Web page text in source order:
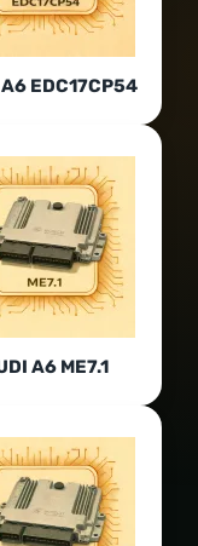
EDC17CP54
A6 ME7.1